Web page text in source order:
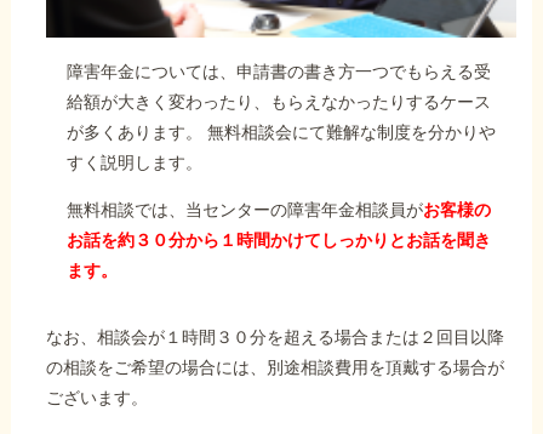
障害年金については、申請書の書き方一つでもらえる受
給額が大きく変わったり、もらえなかったりするケース
が多くあります。 無料相談会にて難解な制度を分かりや
すく説明します。
無料相談では、当センターの障害年金相談員がお客様の
お話を約３０分から１時間かけてしっかりとお話を聞き
ます。
なお、相談会が１時間３０分を超える場合または２回目以降
の相談をご希望の場合には、別途相談費用を頂戴する場合が
ございます。